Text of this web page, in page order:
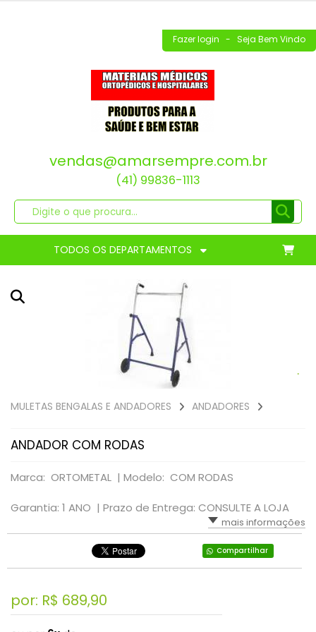
Fazer login - Seja Bem Vindo
vendas@amarsempre.com.br
(41) 99836-1113
TODOS OS DEPARTAMENTOS
MULETAS BENGALAS E ANDADORES ANDADORES
ANDADOR COM RODAS
Marca: ORTOMETAL | Modelo: COM RODAS
Garantia: 1 ANO | Prazo de Entrega: CONSULTE A LOJA
mais informações
Compartilhar
por: R$ 689,90